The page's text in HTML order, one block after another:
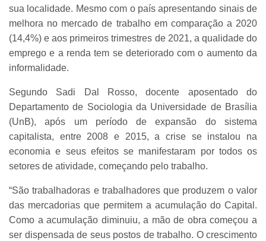
sua localidade. Mesmo com o país apresentando sinais de
melhora no mercado de trabalho em comparação a 2020
(14,4%) e aos primeiros trimestres de 2021, a qualidade do
emprego e a renda tem se deteriorado com o aumento da
informalidade.
Segundo Sadi Dal Rosso, docente aposentado do
Departamento de Sociologia da Universidade de Brasília
(UnB), após um período de expansão do sistema
capitalista, entre 2008 e 2015, a crise se instalou na
economia e seus efeitos se manifestaram por todos os
setores de atividade, começando pelo trabalho.
“São trabalhadoras e trabalhadores que produzem o valor
das mercadorias que permitem a acumulação do Capital.
Como a acumulação diminuiu, a mão de obra começou a
ser dispensada de seus postos de trabalho. O crescimento